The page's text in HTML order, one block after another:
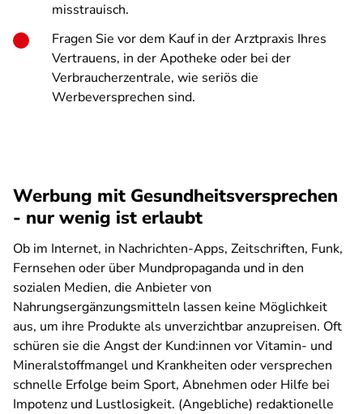
misstrauisch.
Fragen Sie vor dem Kauf in der Arztpraxis Ihres
Vertrauens, in der Apotheke oder bei der
Verbraucherzentrale, wie seriös die
Werbeversprechen sind.
Werbung mit Gesundheitsversprechen
- nur wenig ist erlaubt
Ob im Internet, in Nachrichten-Apps, Zeitschriften, Funk,
Fernsehen oder über Mundpropaganda und in den
sozialen Medien, die Anbieter von
Nahrungsergänzungsmitteln lassen keine Möglichkeit
aus, um ihre Produkte als unverzichtbar anzupreisen. Oft
schüren sie die Angst der Kund:innen vor Vitamin- und
Mineralstoffmangel und Krankheiten oder versprechen
schnelle Erfolge beim Sport, Abnehmen oder Hilfe bei
Impotenz und Lustlosigkeit. (Angebliche) redaktionelle